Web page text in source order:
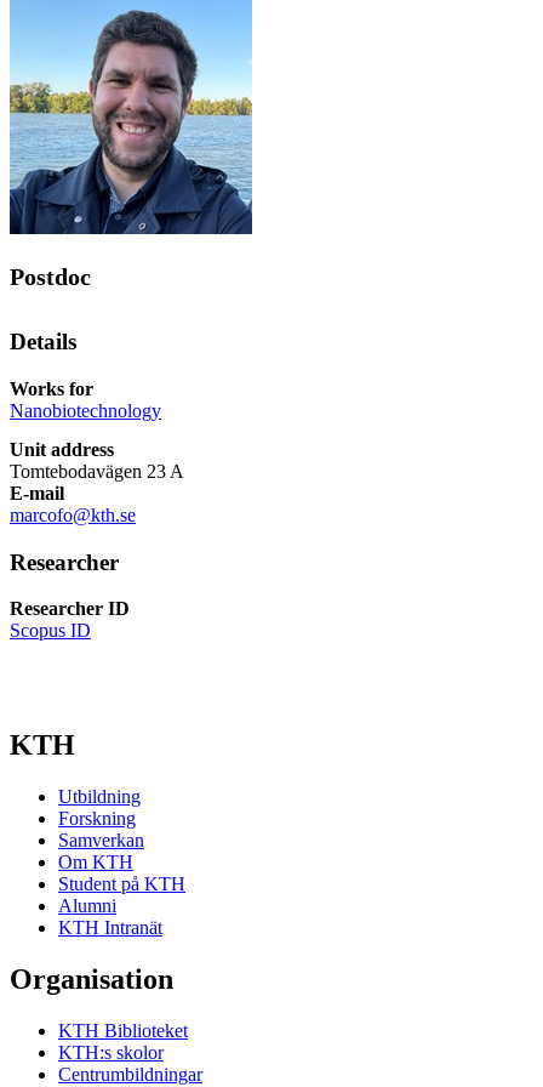
Postdoc
Details
Works for
Nanobiotechnology
Unit address
Tomtebodavägen 23 A
E-mail
marcofo@kth.se
Researcher
Researcher ID
Scopus ID
KTH
Utbildning
Forskning
Samverkan
Om KTH
Student på KTH
Alumni
KTH Intranät
Organisation
KTH Biblioteket
KTH:s skolor
Centrumbildningar